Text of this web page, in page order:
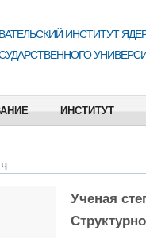
ИНСТИТУТ
ИНСТИТУТ
Ученая